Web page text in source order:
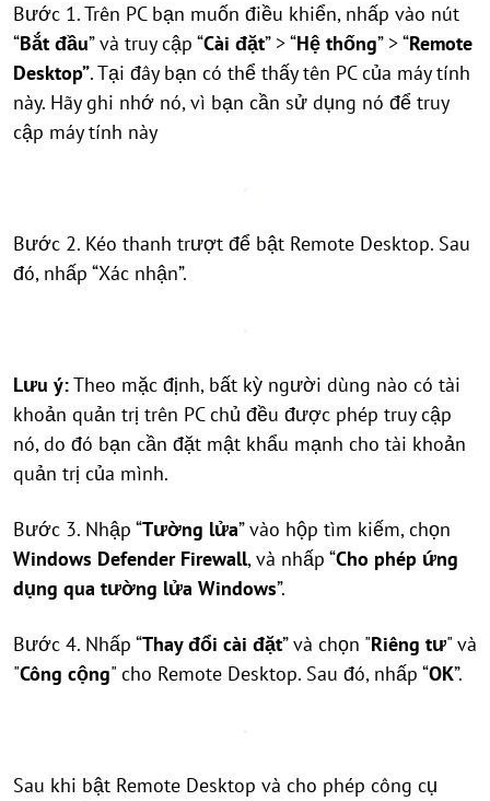
Bước 1. Trên PC bạn muốn điều khiển, nhấp vào nút
“Bắt đầu” và truy cập “Cài đặt” > “Hệ thống” > “Remote
Desktop”. Tại đây bạn có thể thấy tên PC của máy tính
này. Hãy ghi nhớ nó, vì bạn cần sử dụng nó để truy
cập máy tính này
Bước 2. Kéo thanh trượt để bật Remote Desktop. Sau
đó, nhấp “Xác nhận”.
Lưu ý:Theo mặc định, bất kỳ người dùng nào có tài
khoản quản trị trên PC chủ đều được phép truy cập
nó, do đó bạn cần đặt mật khẩu mạnh cho tài khoản
quản trị của mình.
Bước 3. Nhập “Tường lửa” vào hộp tìm kiếm, chọn
Windows Defender Firewall, và nhấp “Cho phép ứng
dụng qua tường lửa Windows”.
Bước 4. Nhấp “Thay đổi cài đặt” và chọn "Riêng tư" và
"Công cộng" cho Remote Desktop. Sau đó, nhấp “OK”.
Sau khi bật Remote Desktop và cho phép công cụ